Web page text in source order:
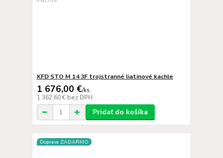
KFD STO M 14 3F trojstranné liatinové kachle
1 676,00 €/ks
1 362,60 € bez DPH
Pridať do košíka
Doprava ZADARMO